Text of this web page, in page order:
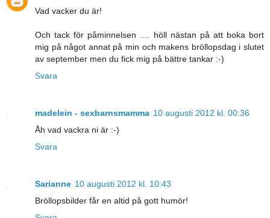
Vad vacker du är!
Och tack för påminnelsen .... höll nästan på att boka bort
mig på något annat på min och makens bröllopsdag i slutet
av september men du fick mig på bättre tankar :-)
Svara
madelein - sexbarnsmamma 10 augusti 2012 kl. 00:36
Åh vad vackra ni är :-)
Svara
Sarianne 10 augusti 2012 kl. 10:43
Bröllopsbilder får en altid på gott humör!